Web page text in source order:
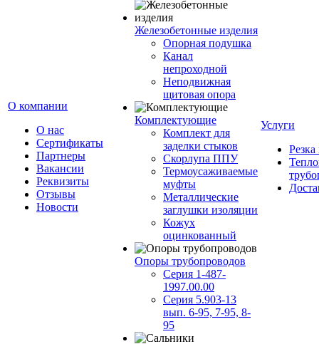
О компании
О нас
Сертификаты
Партнеры
Вакансии
Реквизиты
Отзывы
Новости
Железобетонные изделия
Опорная подушка
Канал
непроходной
Неподвижная
щитовая опора
Комплектующие
Комплект для
заделки стыков
Скорлупа ППУ
Термоусаживаемые
муфты
Металлические
заглушки изоляции
Кожух
оцинкованный
Опоры трубопроводов
Серия 1-487-
1997.00.00
Серия 5.903-13
вып. 6-95, 7-95, 8-
95
Услуги
Резка